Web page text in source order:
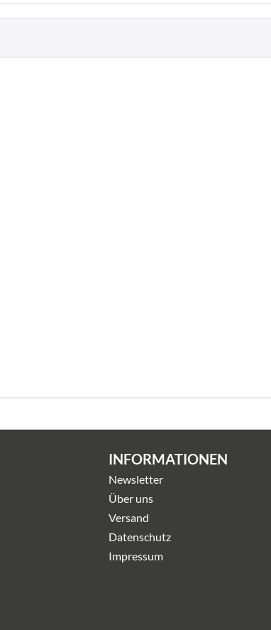
INFORMATIONEN
Newsletter
Über uns
Versand
Datenschutz
Impressum